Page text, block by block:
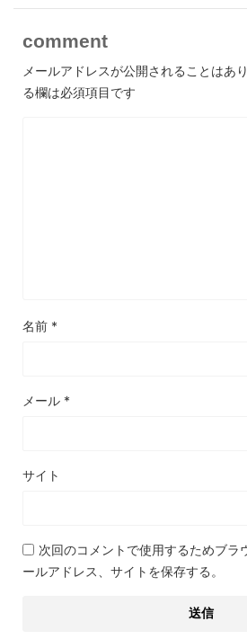
comment
メールアドレスが公開されることはあり
る欄は必須項目です
名前 *
メール *
サイト
次回のコメントで使用するためブラ
ールアドレス、サイトを保存する。